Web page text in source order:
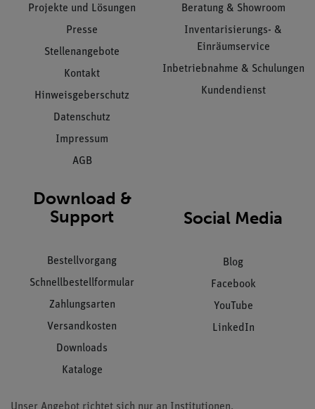
Projekte und Lösungen
Presse
Stellenangebote
Kontakt
Hinweisgeberschutz
Datenschutz
Impressum
AGB
Beratung & Showroom
Inventarisierungs- &
Einräumservice
Inbetriebnahme & Schulungen
Kundendienst
Download &
Support
Bestellvorgang
Schnellbestellformular
Zahlungsarten
Versandkosten
Downloads
Kataloge
Social Media
Blog
Facebook
YouTube
LinkedIn